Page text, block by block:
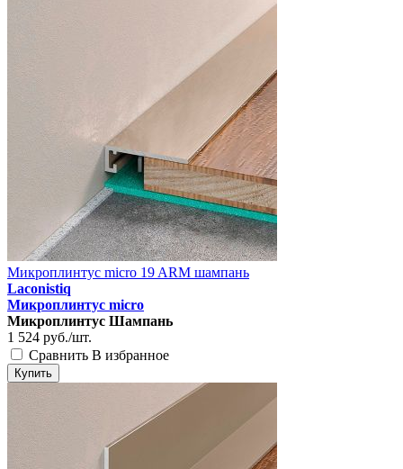
Микроплинтус micro 19 ARM шампань
Laconistiq
Микроплинтус micro
Микроплинтус Шампань
1 524 руб./шт.
Сравнить В избранное
Купить